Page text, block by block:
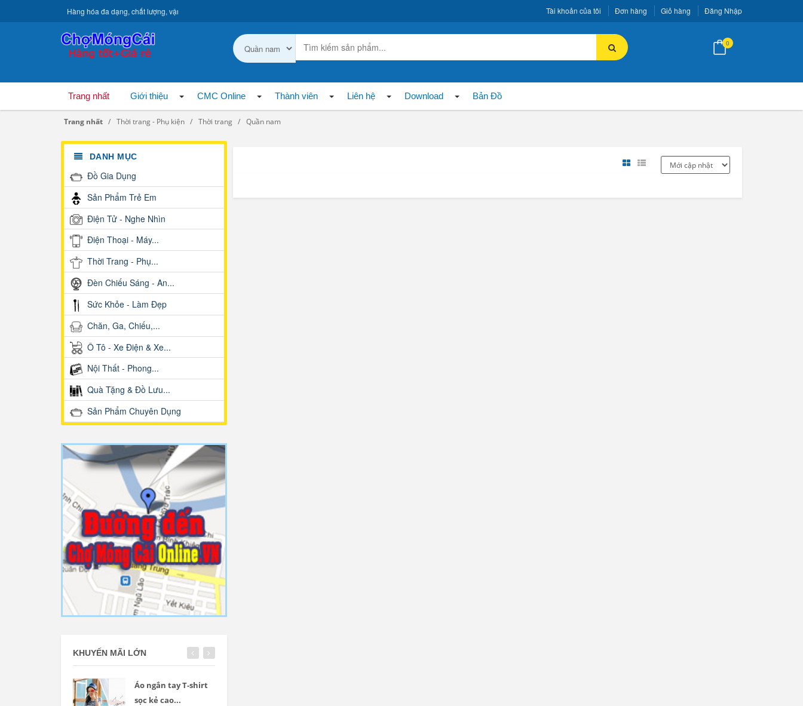
Tài khoản của tôi Đơn hàng Giỏ hàng Đăng Nhập
Hàng hóa đa dạng, chất lượng, vận chuyển toàn quốc.
0
Trang nhất Giới thiệu CMC Online Thành viên Liên hệ Download Bản Đồ
Trang nhất Thời trang - Phụ kiện Thời trang Quần nam
DANH MỤC
Đồ Gia Dụng
Sản Phẩm Trẻ Em
Điện Tử - Nghe Nhìn
Điện Thoại - Máy...
Thời Trang - Phụ...
Đèn Chiếu Sáng - An...
Sức Khỏe - Làm Đẹp
Chăn, Ga, Chiếu,...
Ô Tô - Xe Điện & Xe...
Nội Thất - Phong...
Quà Tặng & Đồ Lưu...
Sản Phẩm Chuyên Dụng
KHUYẾN MÃI LỚN
Áo ngắn tay T-shirt
sọc kẻ cao...